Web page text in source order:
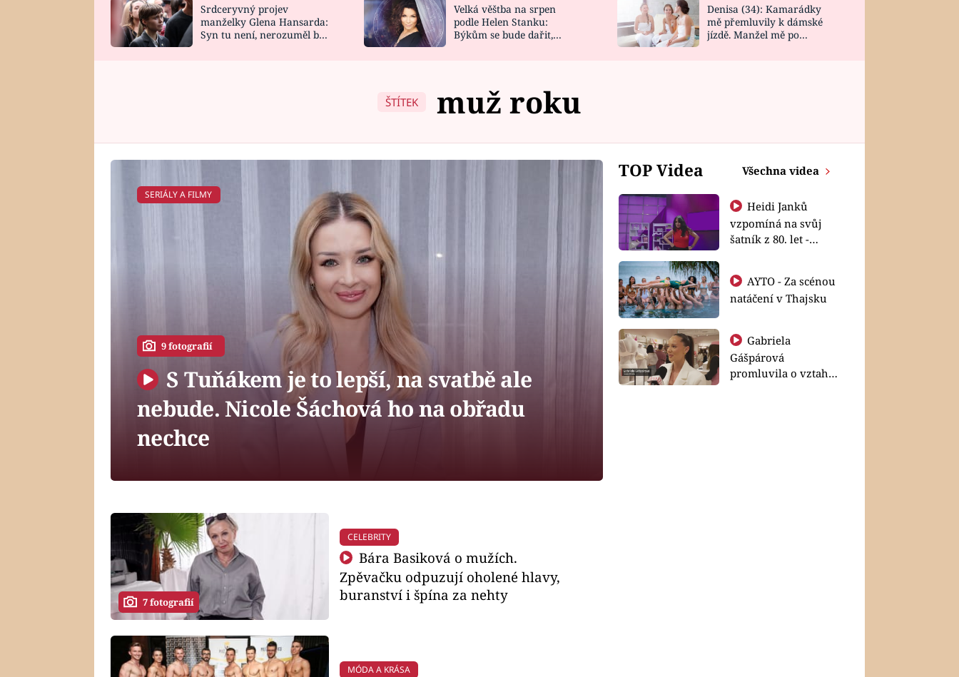
HOROSKOP NA
CELEBRITY
VAŘENÍ
NOVINKY
VIDEORECEPTY
DESIGN
Srdceryvný projev
manželky Glena Hansarda:
Syn tu není, nerozuměl by
Velká věštba na srpen
podle Helen Stanku:
Býkům se bude dařit,
Denisa (34): Kamarádky
mě přemluvily k dámské
jízdě. Manžel mě po
ŠTÍTEK muž roku
TOP Videa Všechna videa
Heidi Janků
vzpomíná na svůj
šatník z 80. let -
natáčení v Thajsku
Gabriela
Gášpárová
promluvila o vztahu
SERIÁLY A FILMY
9 fotografií
S Tuňákem je to lepší, na svatbě ale
nebude. Nicole Šáchová ho na obřadu
nechce
7 fotografií
CELEBRITY
Bára Basiková o mužích.
Zpěvačku odpuzují oholené hlavy,
buranství i špína za nehty
MÓDA A KRÁSA